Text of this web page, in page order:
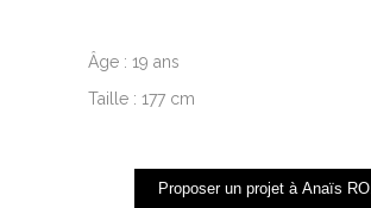
Âge : 19 ans
Taille : 177 cm
Proposer un projet à Anaïs RO.